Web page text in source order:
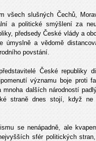
všech slušných Čechů,
a politické smýšlení za
předsedy České vlády a
úmyslně a vědomě
povstání.
České republiky
významu boje proti
mnoha dalších národností
straně dnes stojí, když
se nenápadně, ale
sfér politických